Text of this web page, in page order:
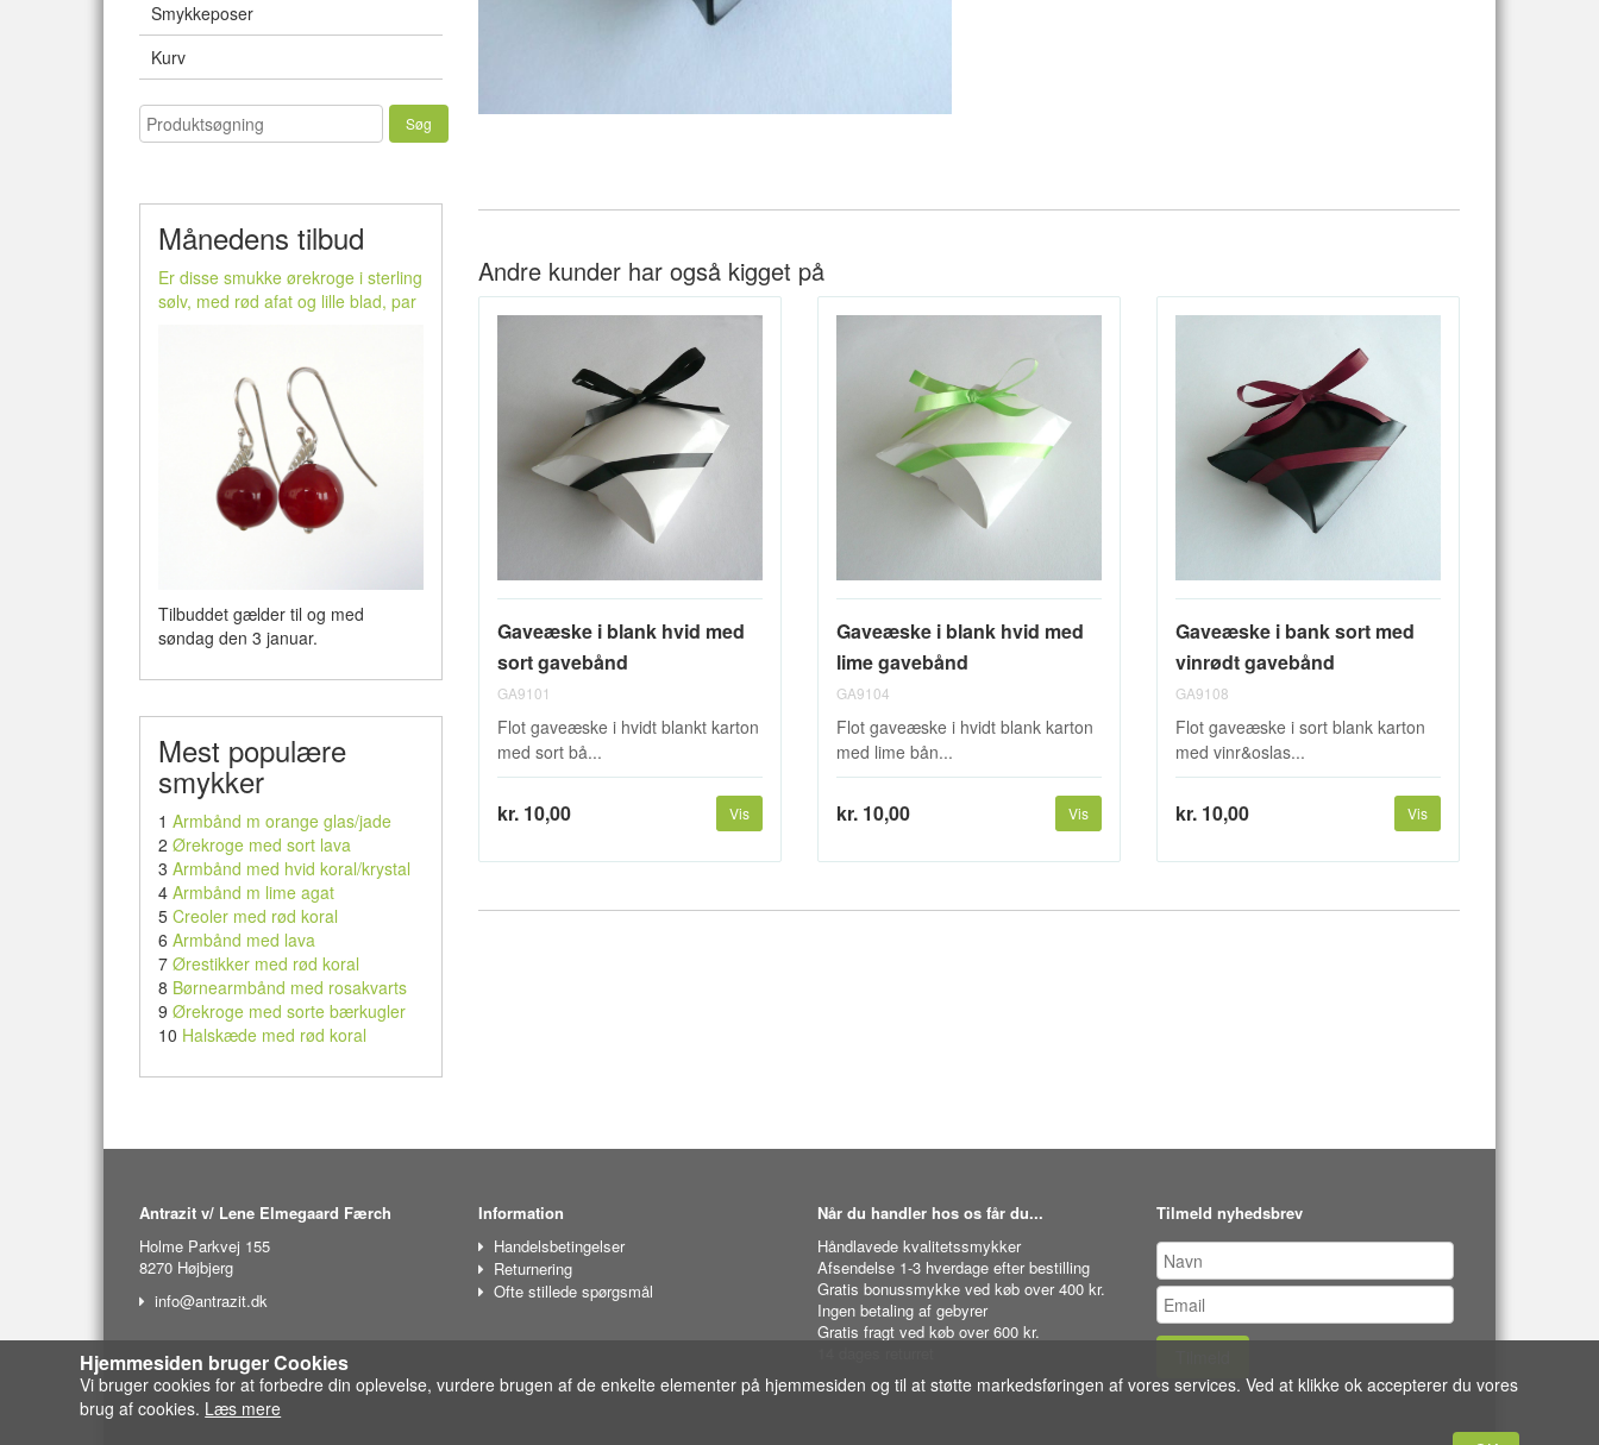
Smykkeposer
Kurv
Månedens tilbud
Er disse smukke ørekroge i sterling
sølv, med rød afat og lille blad, par
Tilbuddet gælder til og med
søndag den 3 januar.
Mest populære
smykker
1 Armbånd m orange glas/jade
2 Ørekroge med sort lava
3 Armbånd med hvid koral/krystal
4 Armbånd m lime agat
5 Creoler med rød koral
6 Armbånd med lava
7 Ørestikker med rød koral
8 Børnearmbånd med rosakvarts
9 Ørekroge med sorte bærkugler
10 Halskæde med rød koral
Andre kunder har også kigget på
Gaveæske i blank hvid med
sort gavebånd
GA9101
Flot gaveæske i hvidt blankt karton
med sort bå...
kr. 10,00 Vis
Gaveæske i blank hvid med
lime gavebånd
GA9104
Flot gaveæske i hvidt blank karton
med lime bån...
kr. 10,00 Vis
Gaveæske i bank sort med
vinrødt gavebånd
GA9108
Flot gaveæske i sort blank karton
med vinr&oslas...
kr. 10,00 Vis
Antrazit v/ Lene Elmegaard Færch
Holme Parkvej 155
8270 Højbjerg
info@antrazit.dk
Information
Handelsbetingelser
Returnering
Ofte stillede spørgsmål
Når du handler hos os får du...
Håndlavede kvalitetssmykker
Afsendelse 1-3 hverdage efter bestilling
Gratis bonussmykke ved køb over 400 kr.
Ingen betaling af gebyrer
Gratis fragt ved køb over 600 kr.
Tilmeld nyhedsbrev
Hjemmesiden bruger Cookies
Vi bruger cookies for at forbedre din oplevelse, vurdere brugen af de enkelte elementer på hjemmesiden og til at støtte markedsføringen af vores services. Ved at klikke ok accepterer du vores
brug af cookies. Læs mere